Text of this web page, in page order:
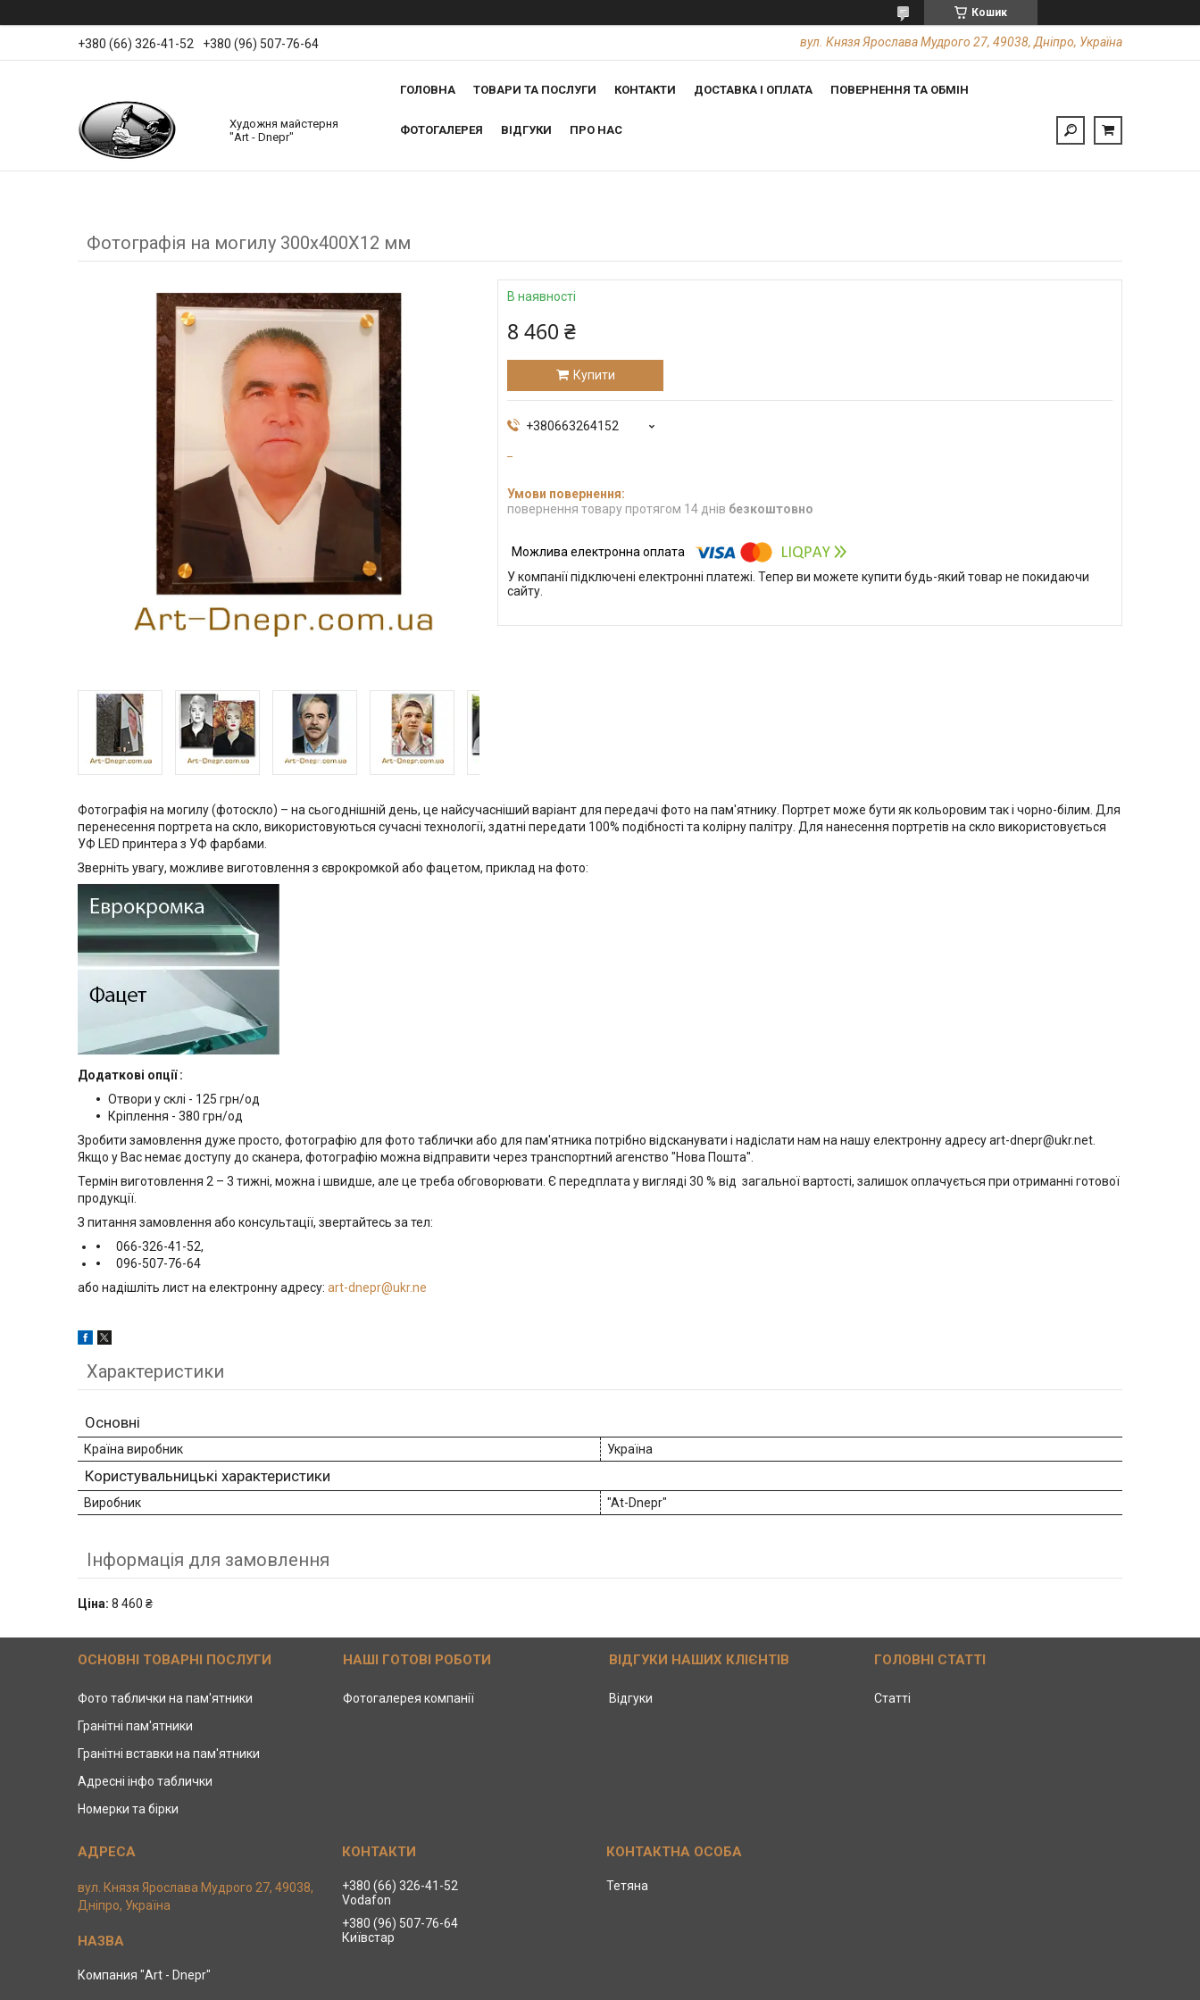
Кошик
+380 (66) 326-41-52 +380 (96) 507-76-64 вул. Князя Ярослава Мудрого 27, 49038, Дніпро, Україна
Художня майстерня
"Art - Dnepr"
ГОЛОВНА ТОВАРИ ТА ПОСЛУГИ КОНТАКТИ ДОСТАВКА І ОПЛАТА ПОВЕРНЕННЯ ТА ОБМІН
ФОТОГАЛЕРЕЯ ВІДГУКИ ПРО НАС
Фотографія на могилу 300х400Х12 мм
В наявності
8 460 ₴
Купити
+380663264152
повернення товару протягом 14 днів безкоштовно
У компанії підключені електронні платежі. Тепер ви можете купити будь-який товар не покидаючи
сайту.
Фотографія на могилу (фотоскло) – на сьогоднішній день, це найсучасніший варіант для передачі фото на пам'ятнику. Портрет може бути як кольоровим так і чорно-білим. Для
перенесення портрета на скло, використовуються сучасні технології, здатні передати 100% подібності та колірну палітру. Для нанесення портретів на скло використовується
УФ LED принтера з УФ фарбами.
Зверніть увагу, можливе виготовлення з єврокромкой або фацетом, приклад на фото:
Додаткові опції :
Отвори у склі - 125 грн/од
Кріплення - 380 грн/од
Зробити замовлення дуже просто, фотографію для фото таблички або для пам'ятника потрібно відсканувати і надіслати нам на нашу електронну адресу art-dnepr@ukr.net.
Якщо у Вас немає доступу до сканера, фотографію можна відправити через транспортний агенство "Нова Пошта".
Термін виготовлення 2 – 3 тижні, можна і швидше, але це треба обговорювати. Є передплата у вигляді 30 % від загальної вартості, залишок оплачується при отриманні готової
продукції.
З питання замовлення або консультації, звертайтесь за тел:
066-326-41-52,
096-507-76-64
або надішліть лист на електронну адресу: art-dnepr@ukr.ne
Характеристики
Основні
Країна виробник Україна
Користувальницькі характеристики
Виробник "At-Dnepr"
Інформація для замовлення
Ціна: 8 460 ₴
ОСНОВНІ ТОВАРНІ ПОСЛУГИ
Фото таблички на пам'ятники
Гранітні пам'ятники
Гранітні вставки на пам'ятники
Адресні інфо таблички
Номерки та бірки
НАШІ ГОТОВІ РОБОТИ
Фотогалерея компанії
ВІДГУКИ НАШИХ КЛІЄНТІВ
Відгуки
ГОЛОВНІ СТАТТІ
Статті
вул. Князя Ярослава Мудрого 27, 49038,
Дніпро, Україна
Компания "Art - Dnepr"
+380 (66) 326-41-52
Vodafon
+380 (96) 507-76-64
Київстар
Тетяна